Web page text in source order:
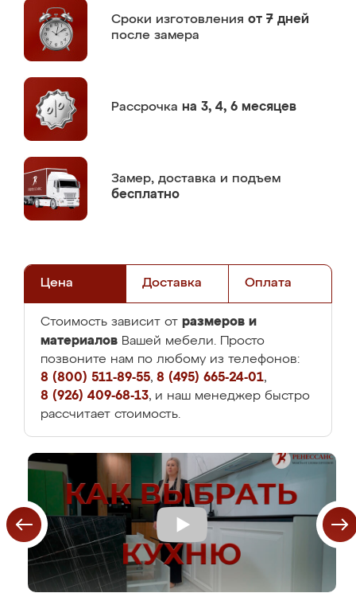
Сроки изготовления от 7 дней
после замера
Рассрочка на 3, 4, 6 месяцев
Замер, доставка и подъем
бесплатно
Цена Доставка Оплата
Стоимость зависит от размеров и
материалов Вашей мебели. Просто
позвоните нам по любому из телефонов:
8 (800) 511-89-55, 8 (495) 665-24-01,
8 (926) 409-68-13, и наш менеджер быстро
рассчитает стоимость.